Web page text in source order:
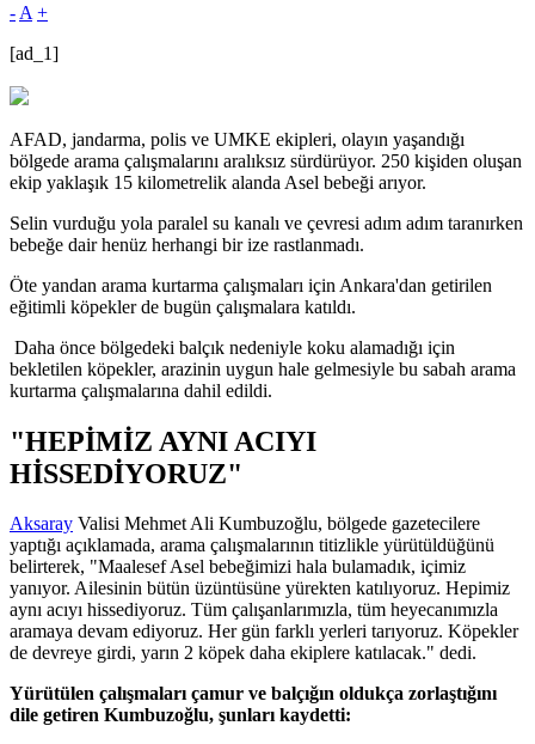
- A +
[ad_1]
AFAD, jandarma, polis ve UMKE ekipleri, olayın yaşandığı
bölgede arama çalışmalarını aralıksız sürdürüyor. 250 kişiden oluşan
ekip yaklaşık 15 kilometrelik alanda Asel bebeği arıyor.
Selin vurduğu yola paralel su kanalı ve çevresi adım adım taranırken
bebeğe dair henüz herhangi bir ize rastlanmadı.
Öte yandan arama kurtarma çalışmaları için Ankara'dan getirilen
eğitimli köpekler de bugün çalışmalara katıldı.
Daha önce bölgedeki balçık nedeniyle koku alamadığı için
bekletilen köpekler, arazinin uygun hale gelmesiyle bu sabah arama
kurtarma çalışmalarına dahil edildi.
"HEPİMİZ AYNI ACIYI
HİSSEDİYORUZ"
Aksaray Valisi Mehmet Ali Kumbuzoğlu, bölgede gazetecilere
yaptığı açıklamada, arama çalışmalarının titizlikle yürütüldüğünü
belirterek, "Maalesef Asel bebeğimizi hala bulamadık, içimiz
yanıyor. Ailesinin bütün üzüntüsüne yürekten katılıyoruz. Hepimiz
aynı acıyı hissediyoruz. Tüm çalışanlarımızla, tüm heyecanımızla
aramaya devam ediyoruz. Her gün farklı yerleri tarıyoruz. Köpekler
de devreye girdi, yarın 2 köpek daha ekiplere katılacak." dedi.
Yürütülen çalışmaları çamur ve balçığın oldukça zorlaştığını
dile getiren Kumbuzoğlu, şunları kaydetti: